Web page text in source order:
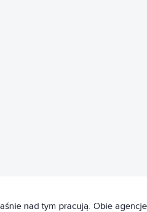
nad tym pracują. Obie agencje